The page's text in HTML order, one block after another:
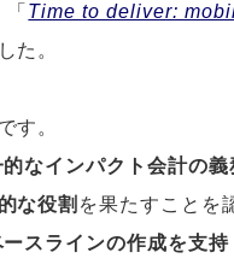
Time to deliver:
た。
す。
なインパクト会計の
な役割 を果たすことを
スラインの作成を支持